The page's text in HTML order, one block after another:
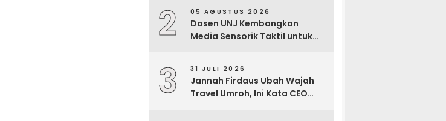
2 05 AGUSTUS 2026
Dosen UNJ Kembangkan
Media Sensorik Taktil untuk
3 31 JULI 2026
Jannah Firdaus Ubah Wajah
Travel Umroh, Ini Kata CEO